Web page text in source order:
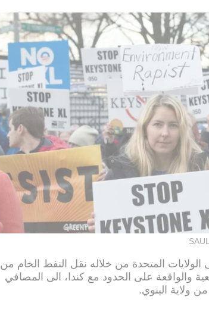
المتحدة من خلاله نقل النفط الخام من
والواقعة على الحدود مع كندا، الى المصافي
ولاية الينوي.